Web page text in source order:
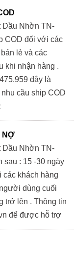
Dầu Nhờn TN-
COD đối với các
lẻ và các
khi nhận hàng .
đây là
cầu ship COD
NỢ
Dầu Nhờn TN-
sau : 15 -30 ngày
các khách hàng
dùng cuối
trở lên . Thông tin
để được hỗ trợ